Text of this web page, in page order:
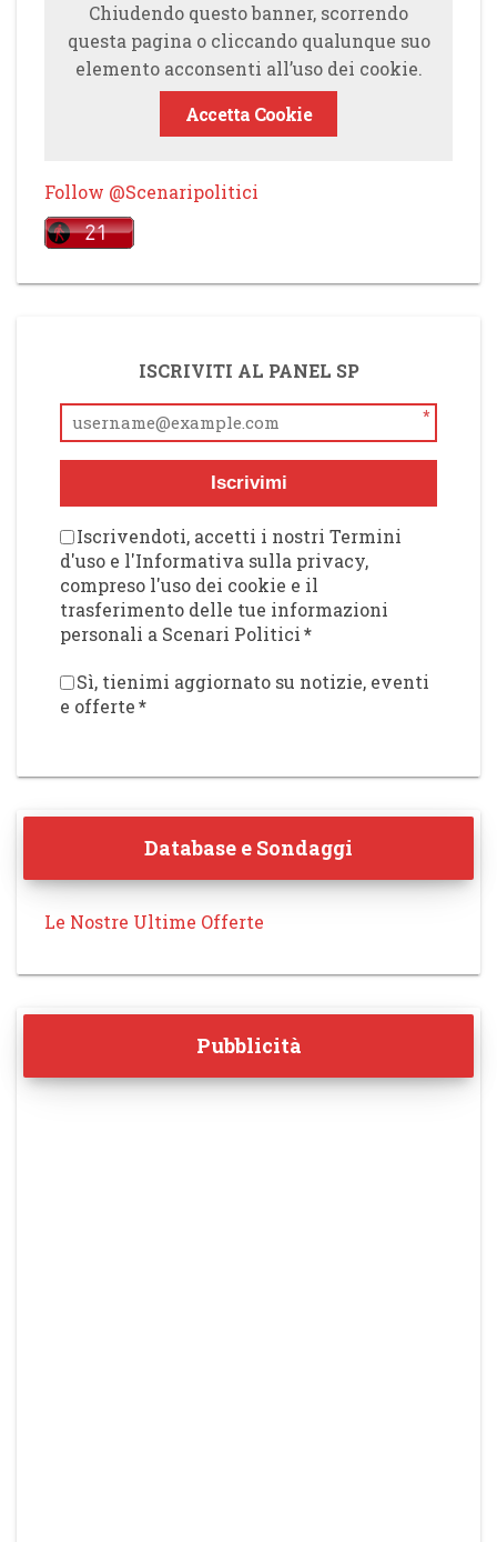
Chiudendo questo banner, scorrendo
questa pagina o cliccando qualunque suo
elemento acconsenti all’uso dei cookie.
Accetta Cookie
Follow @Scenaripolitici
ISCRIVITI AL PANEL SP
*
Iscrivimi
Iscrivendoti, accetti i nostri Termini
d'uso e l'Informativa sulla privacy,
compreso l'uso dei cookie e il
trasferimento delle tue informazioni
personali a Scenari Politici*
Sì, tienimi aggiornato su notizie, eventi
e offerte*
Database e Sondaggi
Le Nostre Ultime Offerte
Pubblicità